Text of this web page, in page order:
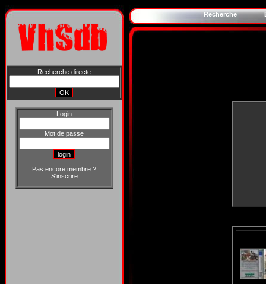
Recherche directe
Login
Mot de passe
Pas encore membre ?
S'inscrire
Recherche